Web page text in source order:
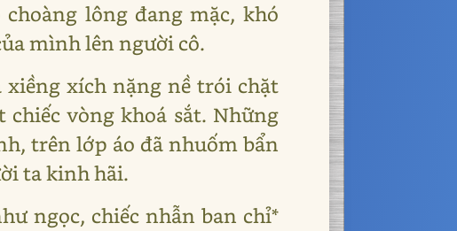
lông đang mặc, khó
mình lên người cô.
xiềng xích nặng nề trói chặt
vòng khoá sắt. Những
trên lớp áo đã nhuốm bẩn
ta kinh hãi.
ngọc, chiếc nhẫn ban chỉ*